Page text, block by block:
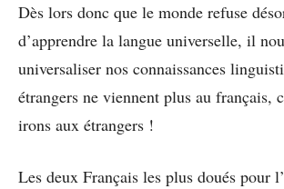
Dès lors donc que le monde refuse
d’apprendre la langue universelle, il
universaliser nos connaissances
étrangers ne viennent plus au français,
irons aux étrangers !
Les deux Français les plus doués pour